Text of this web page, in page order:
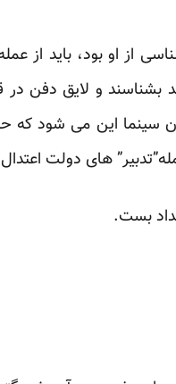
او بود، باید از عمله
بشناسند و لایق دفن
سینما این می شود که
های دولت
بست.